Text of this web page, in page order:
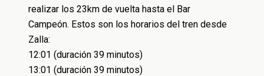
realizar los 23km de vuelta hasta el Bar
Campeón. Estos son los horarios del tren desde
Zalla:
12:01 (duración 39 minutos)
13:01 (duración 39 minutos)